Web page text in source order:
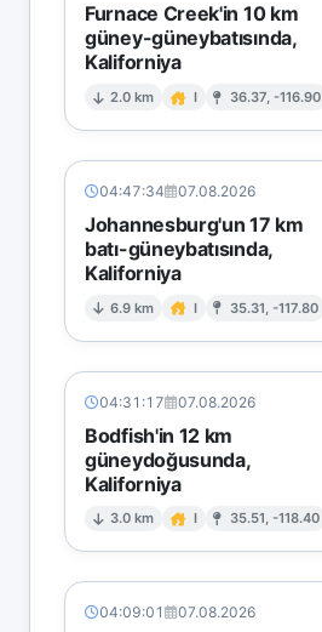
Furnace Creek'in 10 km
güney-güneybatısında,
Kaliforniya
2.0 km I 36.37, -116.90
04:47:34 07.08.2026
Johannesburg'un 17 km
batı-güneybatısında,
Kaliforniya
6.9 km I 35.31, -117.80
04:31:17 07.08.2026
Bodfish'in 12 km
güneydoğusunda,
Kaliforniya
3.0 km I 35.51, -118.40
04:09:01 07.08.2026